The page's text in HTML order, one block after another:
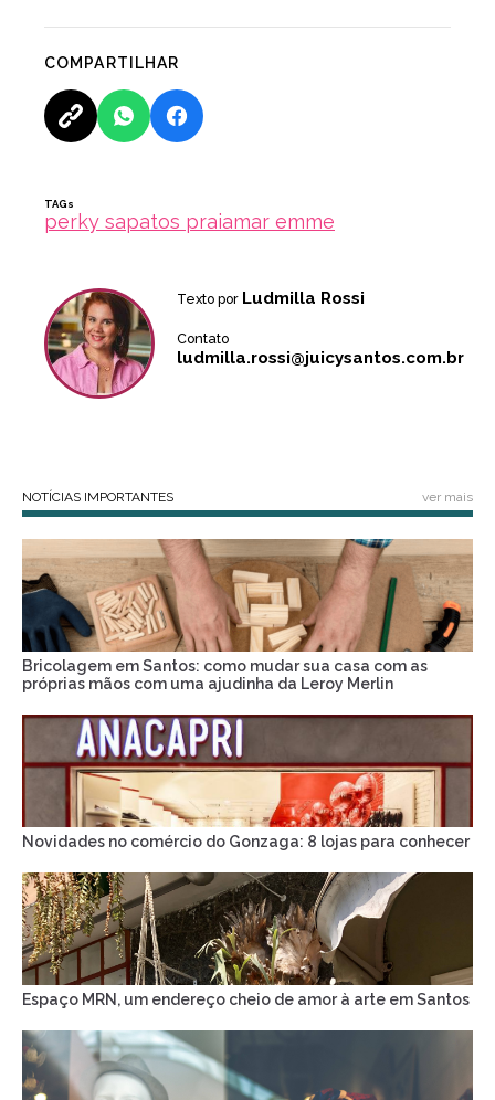
COMPARTILHAR
TAGs
perky sapatos praiamar emme
Texto por Ludmilla Rossi
Contato
ludmilla.rossi@juicysantos.com.br
NOTÍCIAS IMPORTANTES ver mais
Bricolagem em Santos: como mudar sua casa com as
próprias mãos com uma ajudinha da Leroy Merlin
Novidades no comércio do Gonzaga: 8 lojas para conhecer
Espaço MRN, um endereço cheio de amor à arte em Santos